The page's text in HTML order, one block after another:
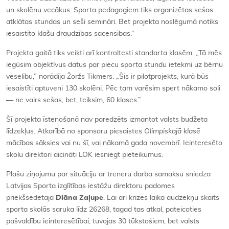
un skolēnu vecākus. Sporta pedagogiem tiks organizētas sešas
atklātas stundas un seši semināri. Bet projekta noslēgumā notiks
iesaistīto klašu draudzības sacensības.”
Projekta gaitā tiks veikti arī kontroltesti standarta klasēm. „Tā mēs
iegūsim objektīvus datus par piecu sporta stundu ietekmi uz bērnu
veselību,” norādīja Žoržs Tikmers. „Šis ir pilotprojekts, kurā būs
iesaistīti aptuveni 130 skolēni. Pēc tam varēsim spert nākamo soli
— ne vairs sešas, bet, teiksim, 60 klases.”
Šī projekta īstenošanā nav paredzēts izmantot valsts budžeta
līdzekļus. Atkarībā no sponsoru piesaistes Olimpiskajā klasē
mācības sāksies vai nu šī, vai nākamā gada novembrī. Ieinteresēto
skolu direktori aicināti LOK iesniegt pieteikumus.
Plašu ziņojumu par situāciju ar treneru darba samaksu sniedza
Latvijas Sporta izglītības iestāžu direktoru padomes
priekšsēdētāja Diāna Zaļupe. Lai arī krīzes laikā audzēkņu skaits
sporta skolās saruka līdz 26268, tagad tas atkal, pateicoties
pašvaldību ieinteresētībai, tuvojas 30 tūkstošiem, bet valsts